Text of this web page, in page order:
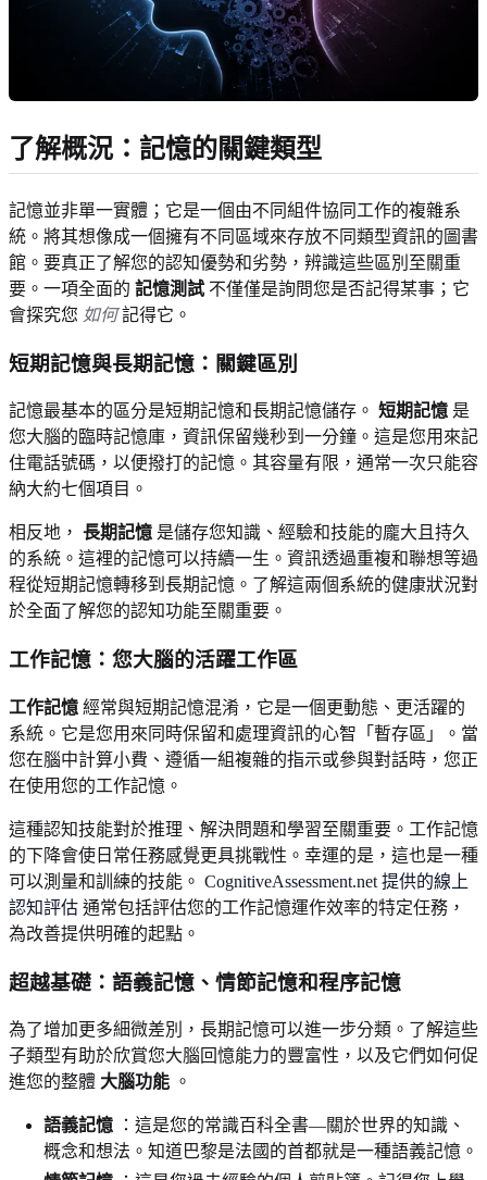
了解概況：記憶的關鍵類型
記憶並非單一實體；它是一個由不同組件協同工作的複雜系
統。將其想像成一個擁有不同區域來存放不同類型資訊的圖書
館。要真正了解您的認知優勢和劣勢，辨識這些區別至關重
要。一項全面的 記憶測試 不僅僅是詢問您是否記得某事；它
會探究您 如何記得它。
短期記憶與長期記憶：關鍵區別
記憶最基本的區分是短期記憶和長期記憶儲存。 短期記憶 是
您大腦的臨時記憶庫，資訊保留幾秒到一分鐘。這是您用來記
住電話號碼，以便撥打的記憶。其容量有限，通常一次只能容
納大約七個項目。
相反地， 長期記憶 是儲存您知識、經驗和技能的龐大且持久
的系統。這裡的記憶可以持續一生。資訊透過重複和聯想等過
程從短期記憶轉移到長期記憶。了解這兩個系統的健康狀況對
於全面了解您的認知功能至關重要。
工作記憶：您大腦的活躍工作區
工作記憶 經常與短期記憶混淆，它是一個更動態、更活躍的
系統。它是您用來同時保留和處理資訊的心智「暫存區」。當
您在腦中計算小費、遵循一組複雜的指示或參與對話時，您正
在使用您的工作記憶。
這種認知技能對於推理、解決問題和學習至關重要。工作記憶
的下降會使日常任務感覺更具挑戰性。幸運的是，這也是一種
可以測量和訓練的技能。 CognitiveAssessment.net 提供的線上
認知評估 通常包括評估您的工作記憶運作效率的特定任務，
為改善提供明確的起點。
超越基礎：語義記憶、情節記憶和程序記憶
為了增加更多細微差別，長期記憶可以進一步分類。了解這些
子類型有助於欣賞您大腦回憶能力的豐富性，以及它們如何促
進您的整體 大腦功能 。
語義記憶 ：這是您的常識百科全書—關於世界的知識、
概念和想法。知道巴黎是法國的首都就是一種語義記憶。